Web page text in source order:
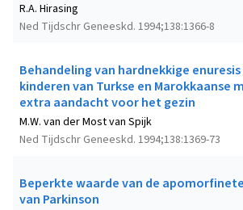
Ned Tijdschr Geneeskd. 1994;138:1366-8
R.A. Hirasing
Behandeling van hardnekkige
kinderen van Turkse en Marokkaanse
extra aandacht voor het gezin
Ned Tijdschr Geneeskd. 1994;138:1369-73
M.W. van der Most van Spijk
Beperkte waarde van de
van Parkinson